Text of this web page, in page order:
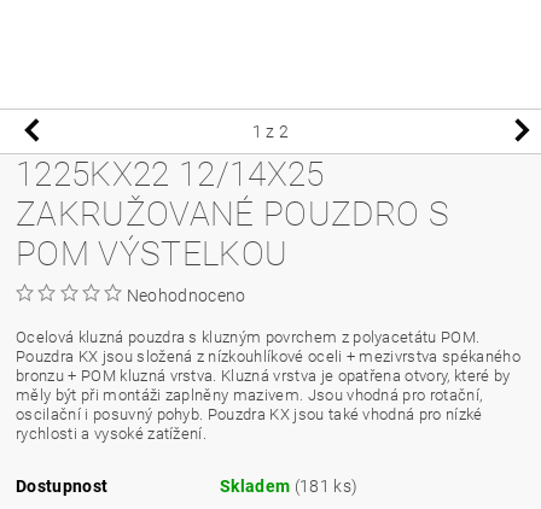
1 z 2
1225KX22 12/14X25
ZAKRUŽOVANÉ POUZDRO S
POM VÝSTELKOU
Neohodnoceno
Ocelová kluzná pouzdra s kluzným povrchem z polyacetátu POM.
Pouzdra KX jsou složená z nízkouhlíkové oceli + mezivrstva spékaného
bronzu + POM kluzná vrstva. Kluzná vrstva je opatřena otvory, které by
měly být při montáži zaplněny mazivem. Jsou vhodná pro rotační,
oscilační i posuvný pohyb. Pouzdra KX jsou také vhodná pro nízké
rychlosti a vysoké zatížení.
Dostupnost Skladem (181 ks)